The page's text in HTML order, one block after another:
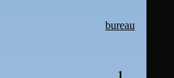
bureau
1